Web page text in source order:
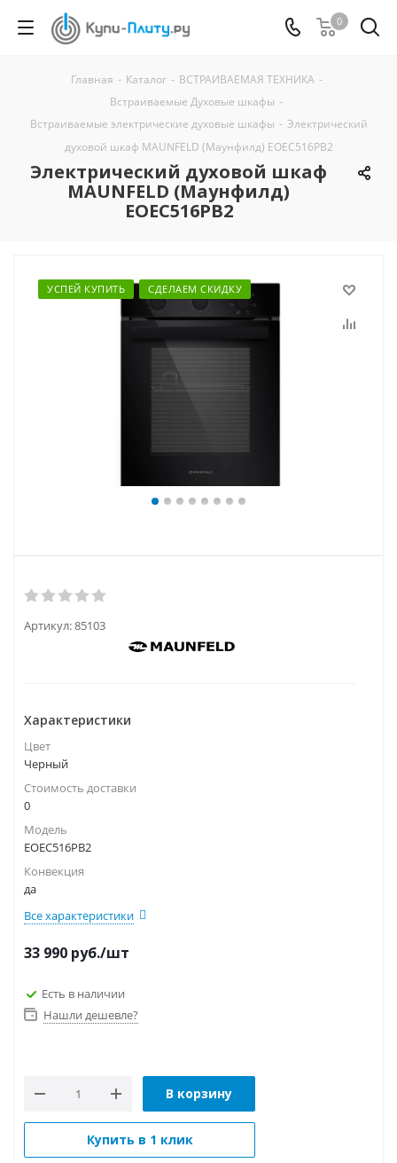
0
Главная - Каталог - ВСТРАИВАЕМАЯ ТЕХНИКА -
Встраиваемые Духовые шкафы -
Встраиваемые электрические духовые шкафы - Электрический
духовой шкаф MAUNFELD (Маунфилд) EOEC516PB2
Электрический духовой шкаф
MAUNFELD (Маунфилд)
EOEC516PB2
УСПЕЙ КУПИТЬ СДЕЛАЕМ СКИДКУ
Артикул:85103
Характеристики
Цвет
Черный
Стоимость доставки
0
Модель
EOEC516PB2
Конвекция
да
Все характеристики
33 990 руб./шт
Есть в наличии
Нашли дешевле?
В корзину
Купить в 1 клик